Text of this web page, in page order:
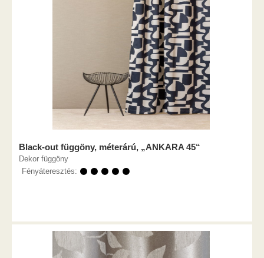
Black-out függöny, méterárú, „ANKARA 45“
Dekor függöny
Fényáteresztés: ⚫ ⚫ ⚫ ⚫ ⚫